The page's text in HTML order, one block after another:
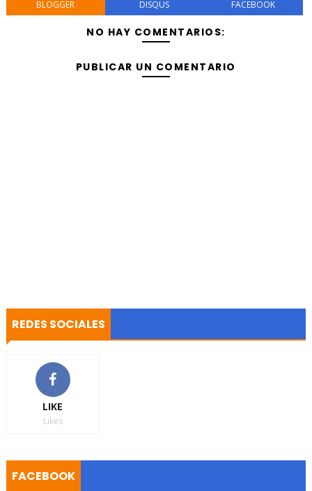
BLOGGER DISQUS FACEBOOK
NO HAY COMENTARIOS:
PUBLICAR UN COMENTARIO
REDES SOCIALES
LIKE
Likes
FACEBOOK